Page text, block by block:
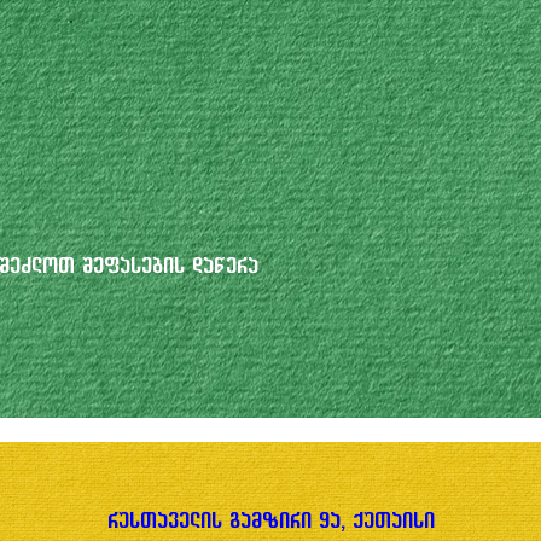
შეფასების დაწერა
რუსთაველის გამზირი 9ა, ქუთაისი